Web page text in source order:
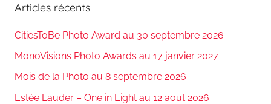
Articles récents
CitiesToBe Photo Award au 30 septembre 2026
MonoVisions Photo Awards au 17 janvier 2027
Mois de la Photo au 8 septembre 2026
Estée Lauder – One in Eight au 12 aout 2026